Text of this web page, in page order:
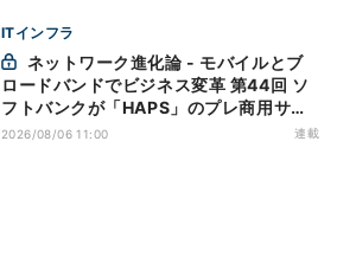
ITインフラ
ロードバンドでビジネス変革 第44回 ソ
フトバンクが「HAPS」のプレ商用サー
ビス開始を表明、本格的な商用展開のめ
2026/08/06 11:00 連載